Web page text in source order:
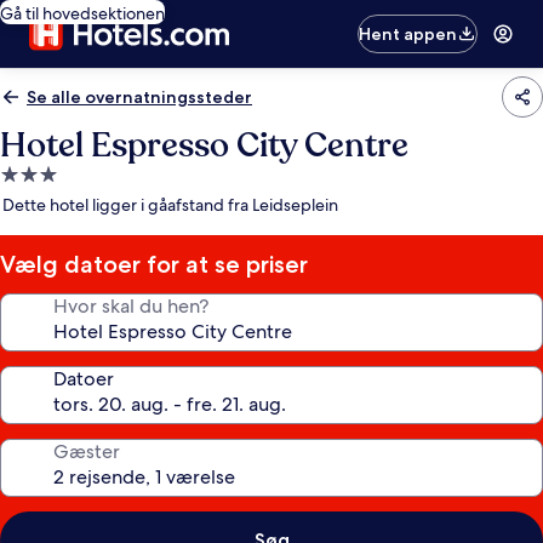
Gå til hovedsektionen
Hent appen
Se alle overnatningssteder
Hotel Espresso City Centre
3.0-
stjernet
Dette hotel ligger i gåafstand fra Leidseplein
Vælg datoer for at se priser
Hvor skal du hen?
Datoer
Gæster